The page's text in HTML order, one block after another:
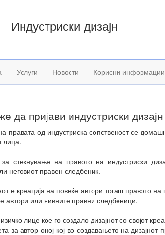
Индустриски дизајн
Услуги Новости Корисни информации
да пријави индустриски дизајн
правата од индустриска сопственост се
лица.
за стекнување на правото на индустриски
неговиот правен следбеник.
е креација на повеќе автори тогаш правото
автори или нивните правни следбеници.
лице кое го создало дизајнот со својот
за автор оној кој во создавањето на дизајнот